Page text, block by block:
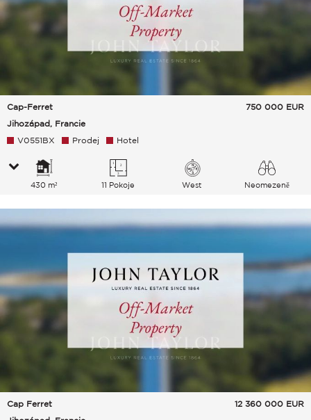
Cap-Ferret
Jihozápad, Francie
750 000 EUR
V0551BX Prodej Hotel
430 m² 11 Pokoje West
Neomezeně
Cap Ferret
12 360 000 EUR